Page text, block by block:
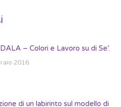
– Colori e Lavoro su di Se’.
2016
di un labirinto sul modello di